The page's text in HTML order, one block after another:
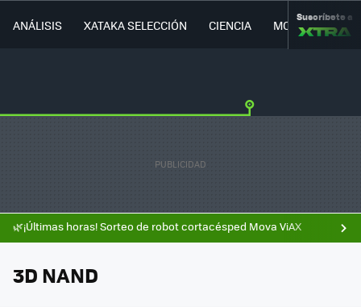
ANÁLISIS XATAKA SELECCIÓN CIENCIA MOVILIDAD
Suscríbete a
🌿¡Últimas horas! Sorteo de robot cortacésped Mova ViAX
3D NAND